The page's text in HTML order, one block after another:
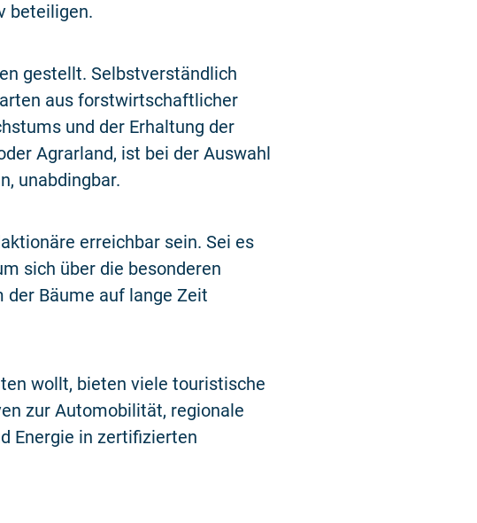
beteiligen.
gestellt. Selbstverständlich
aus forstwirtschaftlicher
und der Erhaltung der
Agrarland, ist bei der Auswahl
unabdingbar.
erreichbar sein. Sei es
sich über die besonderen
der Bäume auf lange Zeit
wollt, bieten viele touristische
zur Automobilität, regionale
Energie in zertifizierten